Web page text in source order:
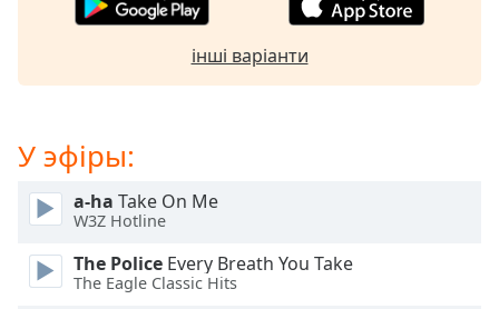
cancel
and
close
інші варіанти
У эфіры:
a-ha Take On Me
W3Z Hotline
The Police Every Breath You Take
The Eagle Classic Hits